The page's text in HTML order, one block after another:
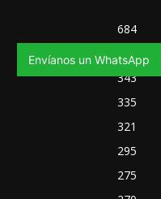
684
347
343
335
321
295
275
Envíanos un WhatsApp